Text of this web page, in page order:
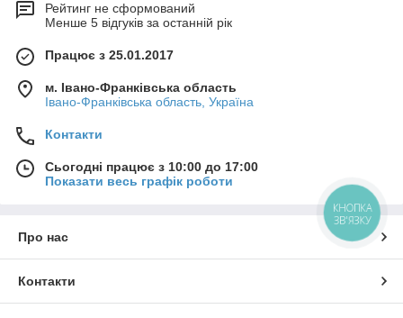
Рейтинг не сформований
Менше 5 відгуків за останній рік
Працює з 25.01.2017
м. Івано-Франківська область
Івано-Франківська область, Україна
Контакти
Сьогодні працює з 10:00 до 17:00
Показати весь графік роботи
Про нас
Контакти
КНОПКА
ЗВ'ЯЗКУ